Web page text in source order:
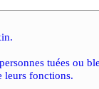
tuées ou
leurs fonctions.